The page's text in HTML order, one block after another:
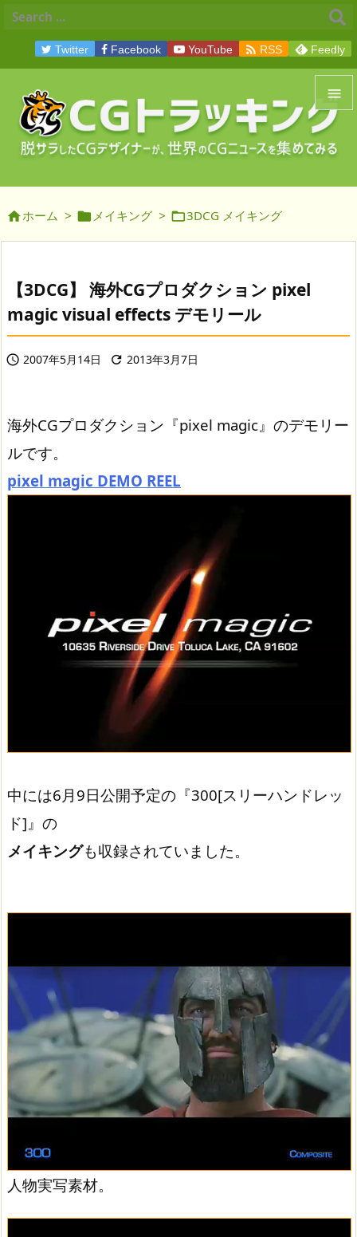


メニュ
前へ
Twitter Facebook YouTube  RSS Feedly
ホーム >  メイキング > 3DCG メイキング
【3DCG】 海外CGプロダクション pixel
magic visual effects デモリール
 2007年5月14日  2013年3月7日
海外CGプロダクション『pixel magic』のデモリー
ルです。
pixel magic DEMO REEL
中には6月9日公開予定の『300[スリーハンドレッ
ド]』の
メイキングも収録されていました。
人物実写素材。